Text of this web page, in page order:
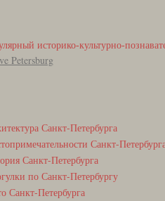
историко-культурно-
Санкт-Петербурга
Санкт-
Санкт-Петербурга
по Санкт-Петербургу
Санкт-Петербурга